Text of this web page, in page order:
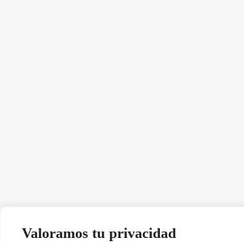
Valoramos tu privacidad